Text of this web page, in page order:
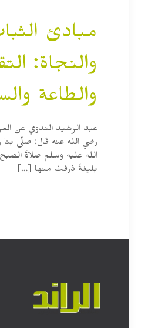
مبادئ
والنجاة:
والطاعة
عبد الرشيد الندوي عن
رضي الله عنه قال: صلّى
الله عليه وسلم صلاةَ
بليغةً ذرفتْ منها […]